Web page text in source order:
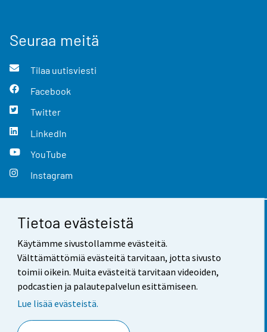
Tietoa evästeistä
Käytämme sivustollamme evästeitä.
Välttämättömiä evästeitä tarvitaan, jotta sivusto
toimii oikein. Muita evästeitä tarvitaan videoiden,
podcastien ja palautepalvelun esittämiseen.
Lue lisää evästeistä.
Seuraa meitä
Tilaa uutisviesti
Facebook
Twitter
LinkedIn
YouTube
Instagram
Yhteystiedot
Palaute
Käyttöehdot
Saavutettavuus